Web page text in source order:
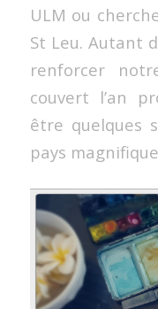
ULM ou
St Leu. Autant
renforcer
couvert l’an
être quelques
pays